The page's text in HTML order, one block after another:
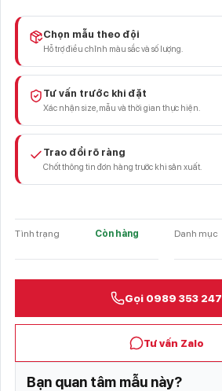
Chọn mẫu theo đội
Hỗ trợ điều chỉnh màu sắc và số lượng.
Tư vấn trước khi đặt
Xác nhận size, mẫu và thời gian thực hiện.
Trao đổi rõ ràng
Chốt thông tin đơn hàng trước khi sản xuất.
Tình trạng Còn hàng Danh mục
Gọi 0989 353 247
Tư vấn Zalo
Bạn quan tâm mẫu này?